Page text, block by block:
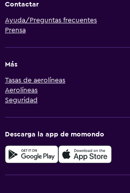
Contactar
Ayuda/Preguntas frecuentes
Prensa
Más
Tasas de aerolíneas
Aerolíneas
Seguridad
Descarga la app de momondo